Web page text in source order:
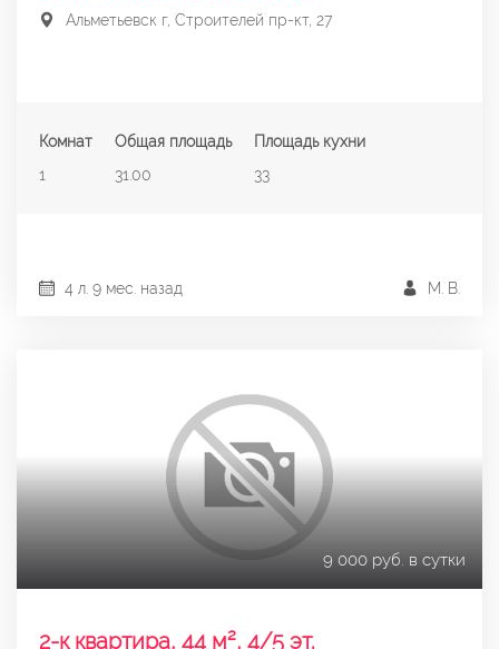
Альметьевск г, Строителей пр-кт, 27
Комнат
1
Общая площадь
31.00
Площадь кухни
33
М. В.
4 л. 9 мес. назад
9 000 руб. в сутки
2-к квартира, 44 м², 4/5 эт.